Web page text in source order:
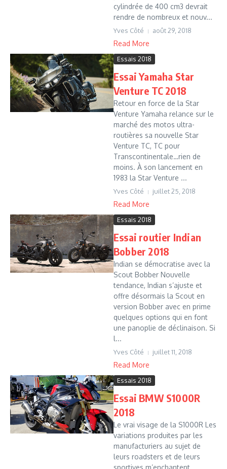
cylindrée de 400 cm3 devrait
rendre de nombreux et nouv...
Yves Côté août 29, 2018
Read More
Essais 2018
Essai Yamaha Star
Venture TC 2018
Retour en force de la Star
Venture Yamaha relance sur le
marché des motos ultra-
routières sa nouvelle Star
Venture TC, TC pour
Transcontinentale…rien de
moins. À son lancement en
1983 la Star Venture ...
Yves Côté juillet 25, 2018
Read More
Essais 2018
Essai routier Indian
Bobber 2018
Indian se démocratise avec la
Scout Bobber Nouvelle
tendance, Indian s’ajuste et
offre désormais la Scout en
version Bobber avec en prime
quelques options qui en font
une panoplie de déclinaison. Si
l...
Yves Côté juillet 11, 2018
Read More
Essais 2018
Essai BMW S1000R
2018
Le vrai visage de la S1000R Les
variations produites par les
manufacturiers au sujet de
leurs roadsters et de leurs
sportives m’enchantent